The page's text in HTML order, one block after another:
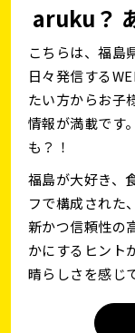
aruku？
こちらは、福島
日々発信する
たい方からお子
情報が満載です
も？！
福島が大好き、
フで構成された
新かつ信頼性の
かにするヒント
晴らしさを感じ